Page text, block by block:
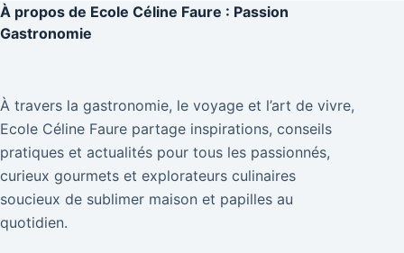
À propos de Ecole Céline Faure : Passion
Gastronomie
À travers la gastronomie, le voyage et l’art de vivre,
Ecole Céline Faure partage inspirations, conseils
pratiques et actualités pour tous les passionnés,
curieux gourmets et explorateurs culinaires
soucieux de sublimer maison et papilles au
quotidien.